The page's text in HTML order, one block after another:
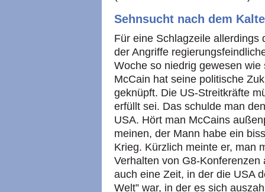
Sehnsucht nach dem
Für eine Schlagzeile allerdings
der Angriffe
Woche so niedrig gewesen
McCain hat seine politische
geknüpft. Die US-Streitkräfte
erfüllt sei. Das schulde man
USA. Hört man McCains
meinen, der Mann habe ein
Krieg. Kürzlich meinte er, man
Verhalten von G8-
auch eine Zeit, in der die USA
Welt” war, in der es sich